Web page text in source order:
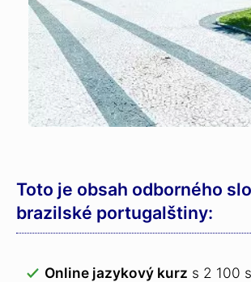
Toto je obsah odborného
brazilské portugalštiny:
Online jazykový kurz s 2 100